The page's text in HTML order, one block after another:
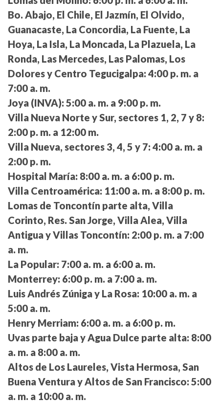
Bo. Abajo, El Chile, El Jazmín, El Olvido,
Guanacaste, La Concordia, La Fuente, La
Hoya, La Isla, La Moncada, La Plazuela, La
Ronda, Las Mercedes, Las Palomas, Los
Dolores y Centro Tegucigalpa: 4:00 p. m. a
7:00 a. m.
Joya (INVA): 5:00 a. m. a 9:00 p. m.
Villa Nueva Norte y Sur, sectores 1, 2, 7 y 8:
2:00 p. m. a 12:00 m.
Villa Nueva, sectores 3, 4, 5 y 7: 4:00 a. m. a
2:00 p. m.
Hospital María: 8:00 a. m. a 6:00 p. m.
Villa Centroamérica: 11:00 a. m. a 8:00 p. m.
Lomas de Toncontín parte alta, Villa
Corinto, Res. San Jorge, Villa Alea, Villa
Antigua y Villas Toncontín: 2:00 p. m. a 7:00
a. m.
La Popular: 7:00 a. m. a 6:00 a. m.
Monterrey: 6:00 p. m. a 7:00 a. m.
Luis Andrés Zúniga y La Rosa: 10:00 a. m. a
5:00 a. m.
Henry Merriam: 6:00 a. m. a 6:00 p. m.
Uvas parte baja y Agua Dulce parte alta: 8:00
a. m. a 8:00 a. m.
Altos de Los Laureles, Vista Hermosa, San
Buena Ventura y Altos de San Francisco: 5:00
a. m. a 10:00 a. m.